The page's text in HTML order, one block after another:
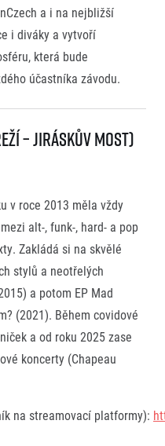
a i na nejbližší
i diváky a vytvoří
která bude
účastníka závodu.
– Jiráskův Most)
v roce 2013 měla vždy
alt-, funk-, hard- a pop
Zakládá si na skvělé
stylů a neotřelých
a potom EP Mad
(2021). Během covidové
a od roku 2025 zase
koncerty (Chapeau
na streamovací platformy):